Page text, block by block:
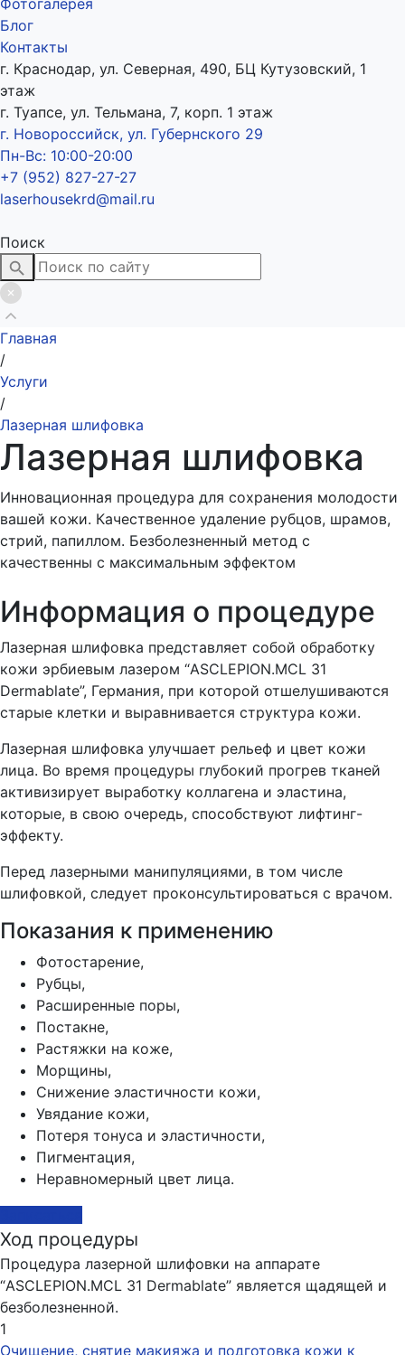
Блог
Контакты
г. Краснодар, ул. Северная, 490, БЦ Кутузовский, 1
этаж
г. Туапсе, ул. Тельмана, 7, корп. 1 этаж
г. Новороссийск, ул. Губернского 29
Пн-Вс: 10:00-20:00
+7 (952) 827-27-27
laserhousekrd@mail.ru
Поиск
Главная
/
Услуги
/
Лазерная шлифовка
Лазерная шлифовка
Инновационная процедура для сохранения молодости
вашей кожи. Качественное удаление рубцов, шрамов,
стрий, папиллом. Безболезненный метод с
качественны с максимальным эффектом
Информация о процедуре
Лазерная шлифовка представляет собой обработку
кожи эрбиевым лазером “ASCLEPION.MCL 31
Dermablate”, Германия, при которой отшелушиваются
старые клетки и выравнивается структура кожи.
Лазерная шлифовка улучшает рельеф и цвет кожи
лица. Во время процедуры глубокий прогрев тканей
активизирует выработку коллагена и эластина,
которые, в свою очередь, способствуют лифтинг-
эффекту.
Перед лазерными манипуляциями, в том числе
шлифовкой, следует проконсультироваться с врачом.
Показания к применению
Фотостарение,
Рубцы,
Расширенные поры,
Постакне,
Растяжки на коже,
Морщины,
Снижение эластичности кожи,
Увядание кожи,
Потеря тонуса и эластичности,
Пигментация,
Неравномерный цвет лица.
Ход процедуры
Процедура лазерной шлифовки на аппарате
“ASCLEPION.MCL 31 Dermablate” является щадящей и
безболезненной.
1
Очищение, снятие макияжа и подготовка кожи к